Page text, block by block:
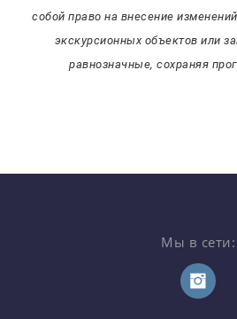
собой право на внесение
экскурсионных объектов или
равнозначные, сохраняя
Мы в сети: